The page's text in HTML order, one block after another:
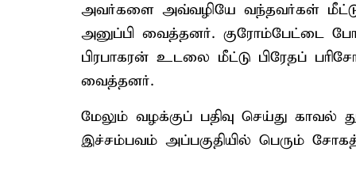
அவர்களை அவ்வழியே வந்தவர்கள் மீட்டு
அனுப்பி வைத்தனர். குரோம்பேட்டை
பிரபாகரன் உடலை மீட்டு பிரேதப்
வைத்தனர்.
மேலும் வழக்குப் பதிவு செய்து காவல்
இச்சம்பவம் அப்பகுதியில் பெரும்